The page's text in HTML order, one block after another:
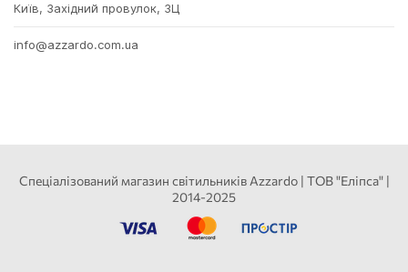
Київ, Західний провулок, 3Ц
info@azzardo.com.ua
Спеціалізований магазин світильників Azzardo | ТОВ "Еліпса" |
2014-2025